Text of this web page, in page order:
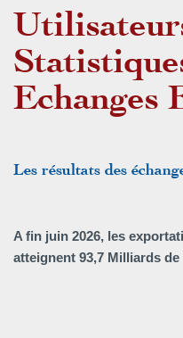
Echanges
Les résultats des
A fin juin 2026, les
atteignent 93,7 Milliards